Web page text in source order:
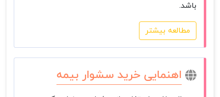
باشد.
مطالعه بیشتر
اهنمایی خرید سشوار بیمه